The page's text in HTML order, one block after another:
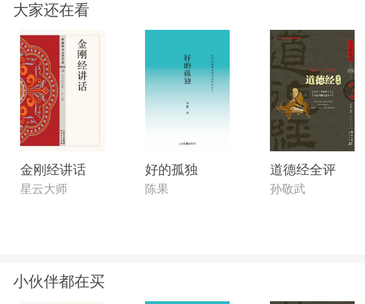
大家还在看
金刚经讲话
星云大师
好的孤独
陈果
道德经全评
孙敬武
小伙伴都在买